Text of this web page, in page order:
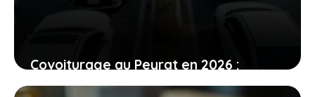
Covoiturage au Peyrat en 2026 :
pourquoi ces aires vont améliorer